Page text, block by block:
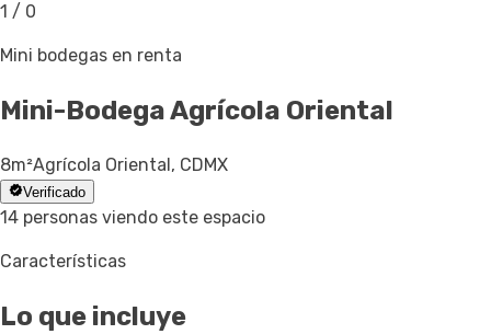
1 / 0
Mini bodegas en renta
Mini-BodegaAgrícola Oriental
8m²Agrícola Oriental, CDMX
Verificado
14 personas viendo este espacio
Características
Lo que incluye